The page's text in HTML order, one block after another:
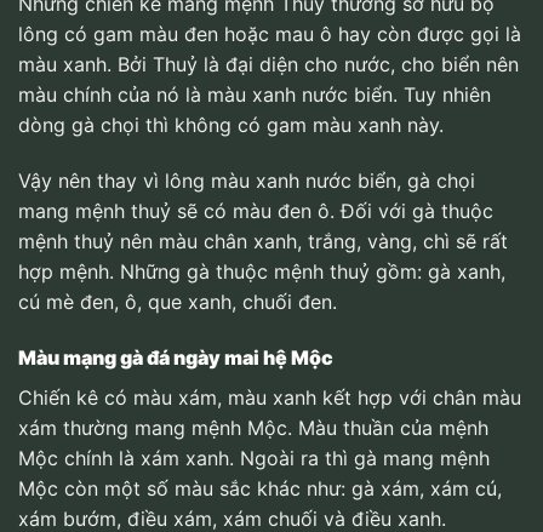
lông có gam màu đen hoặc mau ô hay còn được gọi là
màu xanh. Bởi Thuỷ là đại diện cho nước, cho biển nên
màu chính của nó là màu xanh nước biển. Tuy nhiên
dòng gà chọi thì không có gam màu xanh này.
Vậy nên thay vì lông màu xanh nước biển, gà chọi
mang mệnh thuỷ sẽ có màu đen ô. Đối với gà thuộc
mệnh thuỷ nên màu chân xanh, trắng, vàng, chì sẽ rất
hợp mệnh. Những gà thuộc mệnh thuỷ gồm: gà xanh,
cú mè đen, ô, que xanh, chuối đen.
Màu mạng gà đá ngày mai hệ Mộc
Chiến kê có màu xám, màu xanh kết hợp với chân màu
xám thường mang mệnh Mộc. Màu thuần của mệnh
Mộc chính là xám xanh. Ngoài ra thì gà mang mệnh
Mộc còn một số màu sắc khác như: gà xám, xám cú,
xám bướm, điều xám, xám chuối và điều xanh.